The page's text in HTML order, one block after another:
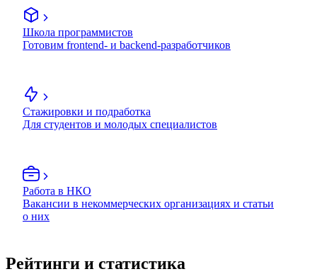
Школа программистов
Готовим frontend- и backend-разработчиков
Стажировки и подработка
Для студентов и молодых специалистов
Работа в НКО
Вакансии в некоммерческих организациях и статьи
о них
Рейтинги и статистика